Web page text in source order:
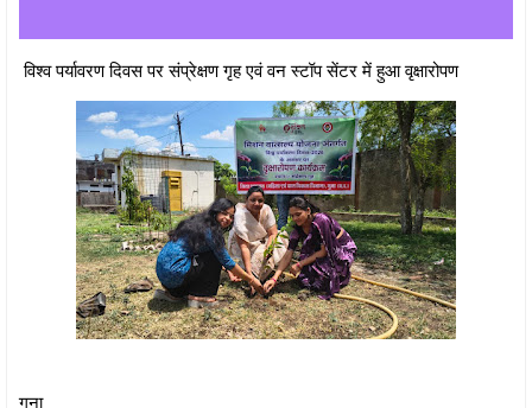
विश्व पर्यावरण दिवस पर संप्रेक्षण गृह एवं वन स्टॉप सेंटर में हुआ वृक्षारोपण
गुना